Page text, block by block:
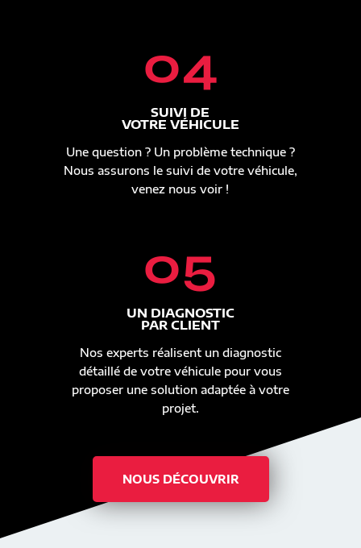
04
SUIVI DE
VOTRE VÉHICULE
Une question ? Un problème technique ?
Nous assurons le suivi de votre véhicule,
venez nous voir !
05
UN DIAGNOSTIC
PAR CLIENT
Nos experts réalisent un diagnostic
détaillé de votre véhicule pour vous
proposer une solution adaptée à votre
projet.
NOUS DÉCOUVRIR